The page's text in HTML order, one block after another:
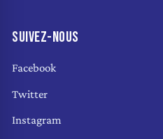
SUIVEZ-NOUS
Facebook
Twitter
Instagram